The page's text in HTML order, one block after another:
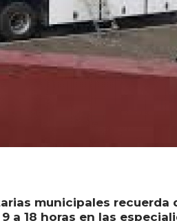
municipales recuerda
a 18 horas en las